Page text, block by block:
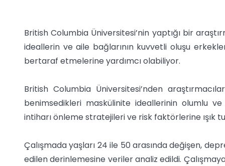
British Columbia Üniversitesi’nin yaptığı bir
ideallerin ve aile bağlarının kuvvetli oluşu
bertaraf etmelerine yardımcı olabiliyor.
British Columbia Üniversitesi’nden
benimsedikleri maskülinite ideallerinin olumlu
intiharı önleme stratejileri ve risk faktörlerine ışık
Çalışmada yaşları 24 ile 50 arasında değişen,
edilen derinlemesine veriler analiz edildi.